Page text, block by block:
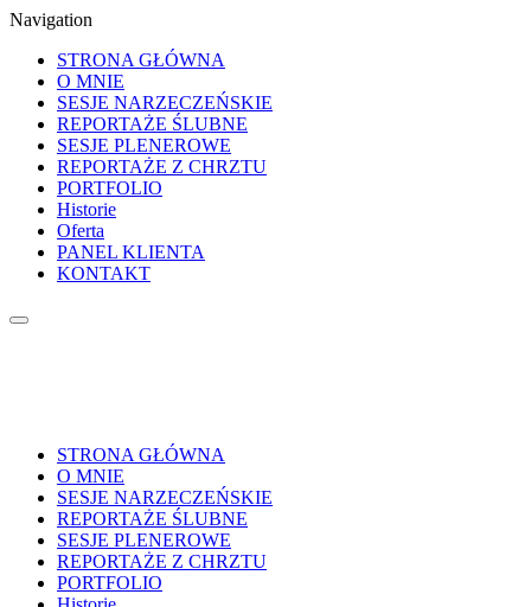
Navigation
STRONA GŁÓWNA
O MNIE
SESJE NARZECZEŃSKIE
REPORTAŻE ŚLUBNE
SESJE PLENEROWE
REPORTAŻE Z CHRZTU
PORTFOLIO
Historie
Oferta
PANEL KLIENTA
KONTAKT
STRONA GŁÓWNA
O MNIE
SESJE NARZECZEŃSKIE
REPORTAŻE ŚLUBNE
SESJE PLENEROWE
REPORTAŻE Z CHRZTU
PORTFOLIO